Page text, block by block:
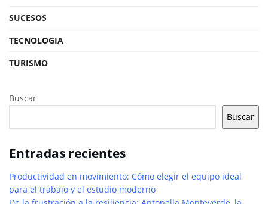
SUCESOS
TECNOLOGIA
TURISMO
Buscar
Buscar
Entradas recientes
Productividad en movimiento: Cómo elegir el equipo ideal
para el trabajo y el estudio moderno